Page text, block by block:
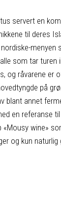
servert en
til deres
menyen
som tar turen
og råvarene er
på
blant annet
en referanse
wine»
og kun